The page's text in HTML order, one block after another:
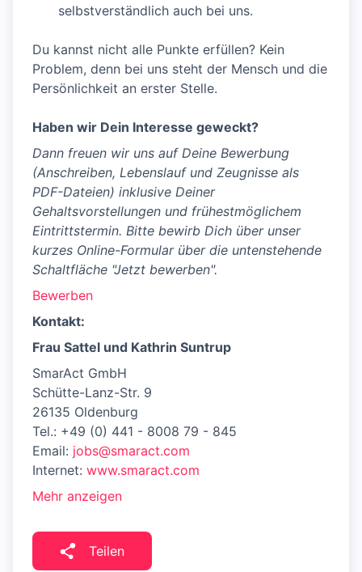
selbstverständlich auch bei uns.
Du kannst nicht alle Punkte erfüllen? Kein
Problem, denn bei uns steht der Mensch und die
Persönlichkeit an erster Stelle.
Haben wir Dein Interesse geweckt?
Dann freuen wir uns auf Deine Bewerbung
(Anschreiben, Lebenslauf und Zeugnisse als
PDF-Dateien) inklusive Deiner
Gehaltsvorstellungen und frühestmöglichem
Eintrittstermin. Bitte bewirb Dich über unser
kurzes Online-Formular über die untenstehende
Schaltfläche "Jetzt bewerben".
Bewerben
Kontakt:
Frau Sattel und Kathrin Suntrup
SmarAct GmbH
Schütte-Lanz-Str. 9
26135 Oldenburg
Tel.: +49 (0) 441 - 8008 79 - 845
Email: jobs@smaract.com
Internet: www.smaract.com
Mehr anzeigen
Teilen